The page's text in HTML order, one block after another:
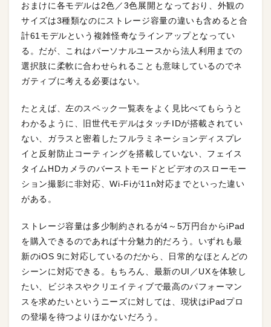
おまけに各モデルは2色／3色展開となっており、外観の
サイズは3種類なのにストレージ容量の違いも含めると合
計61モデルという複雑怪奇なラインアップとなってい
る。だが、これはパーソナルユースから法人利用までの
選択肢に柔軟に合わせられることも意味しているのでネ
ガティブに考える必要はない。
たとえば、左のスペック一覧表をよく見比べてもらうと
わかるように、旧世代モデルはタッチIDが搭載されてい
ない、ガラスと密着したフルラミネーションディスプレ
イと反射防止コーティングを搭載していない、フェイス
タイムHDカメラのバーストモードとビデオのスローモー
ション撮影に非対応、Wi-Fiが11n対応までといった違い
がある。
ストレージ容量は多少制約されるが4～5万円台からiPad
を購入できるのであれば十分魅力的だろう。いずれも最
新のiOS 9に対応しているのだから、日常的なほとんどの
シーンに対応できる。もちろん、最新のUI／UXを体験し
たい、ビジネスやクリエイティブで最高のパフォーマン
スを求めたいというニーズに対しては、現状はiPadプロ
の登場を待つよりほかないだろう。